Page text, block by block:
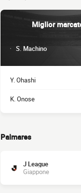
Miglior
S. Machino
Y. Ohashi
K. Onose
Palmares
J League
Giappone